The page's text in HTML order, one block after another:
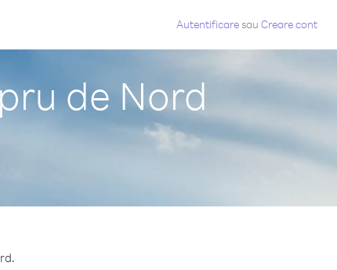
Autentificaresau Creare cont
de Nord